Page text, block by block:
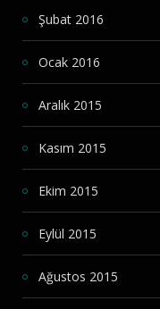
Şubat 2016
Ocak 2016
Aralık 2015
Kasım 2015
Ekim 2015
Eylül 2015
Ağustos 2015